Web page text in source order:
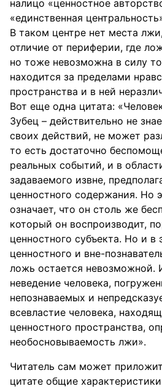
налицо «ценностное
«единственная
В таком центре нет места
отличие от периферии, где
но тоже невозможна в силу
находится за пределами
пространства и в ней
Вот еще одна цитата:
Зубец – действительно не
своих действий, не может
то есть достаточно
реальных событий, и в
задаваемого извне,
ценностного содержания. Но
означает, что он столь же
который он воспроизводит,
ценностного субъекта. Но и в
ценностного и вне-
ложь остается невозможной.
неведение человека,
непознаваемых и
всевластие человека,
ценностного пространства,
необосновываемость лжи».
Читатель сам может
цитате общие